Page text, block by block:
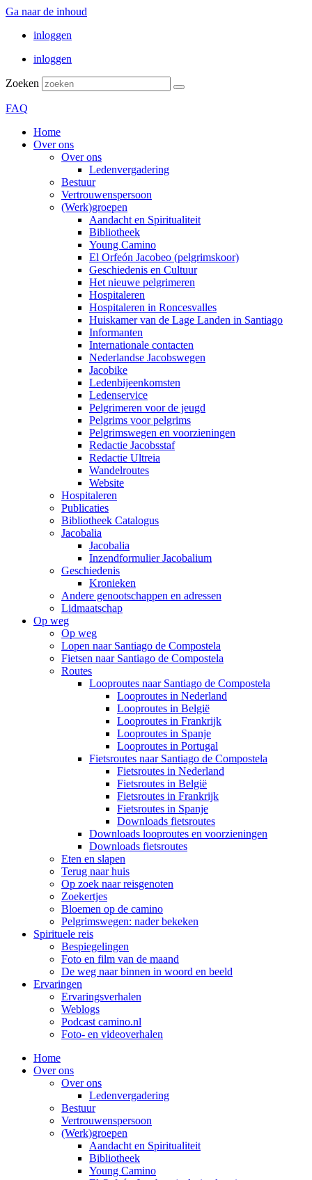
Ga naar de inhoud
inloggen
inloggen
Zoeken
FAQ
Home
Over ons
Over ons
Ledenvergadering
Bestuur
Vertrouwenspersoon
(Werk)groepen
Aandacht en Spiritualiteit
Bibliotheek
Young Camino
El Orfeón Jacobeo (pelgrimskoor)
Geschiedenis en Cultuur
Het nieuwe pelgrimeren
Hospitaleren
Hospitaleren in Roncesvalles
Huiskamer van de Lage Landen in Santiago
Informanten
Internationale contacten
Nederlandse Jacobswegen
Jacobike
Ledenbijeenkomsten
Ledenservice
Pelgrimeren voor de jeugd
Pelgrims voor pelgrims
Pelgrimswegen en voorzieningen
Redactie Jacobsstaf
Redactie Ultreia
Wandelroutes
Website
Hospitaleren
Publicaties
Bibliotheek Catalogus
Jacobalia
Jacobalia
Inzendformulier Jacobalium
Geschiedenis
Kronieken
Andere genootschappen en adressen
Lidmaatschap
Op weg
Op weg
Lopen naar Santiago de Compostela
Fietsen naar Santiago de Compostela
Routes
Looproutes naar Santiago de Compostela
Looproutes in Nederland
Looproutes in België
Looproutes in Frankrijk
Looproutes in Spanje
Looproutes in Portugal
Fietsroutes naar Santiago de Compostela
Fietsroutes in Nederland
Fietsroutes in België
Fietsroutes in Frankrijk
Fietsroutes in Spanje
Downloads fietsroutes
Downloads looproutes en voorzieningen
Downloads fietsroutes
Eten en slapen
Terug naar huis
Op zoek naar reisgenoten
Zoekertjes
Bloemen op de camino
Pelgrimswegen: nader bekeken
Spirituele reis
Bespiegelingen
Foto en film van de maand
De weg naar binnen in woord en beeld
Ervaringen
Ervaringsverhalen
Weblogs
Podcast camino.nl
Foto- en videoverhalen
Home
Over ons
Over ons
Ledenvergadering
Bestuur
Vertrouwenspersoon
(Werk)groepen
Aandacht en Spiritualiteit
Bibliotheek
Young Camino